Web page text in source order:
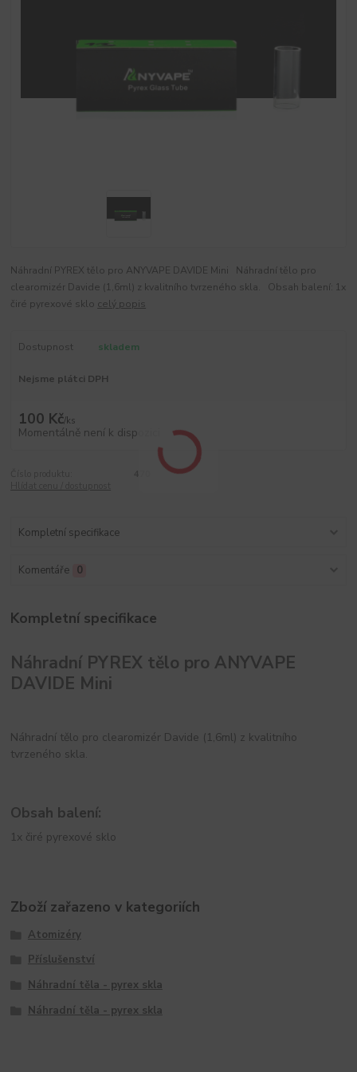
Náhradní PYREX tělo pro ANYVAPE DAVIDE Mini Náhradní tělo pro
clearomizér Davide (1,6ml) z kvalitního tvrzeného skla. Obsah balení: 1x
čiré pyrexové sklo celý popis
Dostupnost skladem
Nejsme plátci DPH
100 Kč/ks
Momentálně není k dispozici
Kompletní specifikace
Komentáře 0
Kompletní specifikace
Náhradní PYREX tělo pro ANYVAPE
DAVIDE Mini
Náhradní tělo pro clearomizér Davide (1,6ml) z kvalitního
tvrzeného skla.
Obsah balení:
1x čiré pyrexové sklo
Zboží zařazeno v kategoriích
Atomizéry
Příslušenství
Náhradní těla - pyrex skla
Náhradní těla - pyrex skla